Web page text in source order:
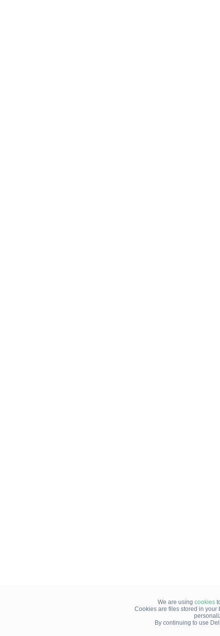
We are using cookies
Cookies are files stored in your
By continuing to use